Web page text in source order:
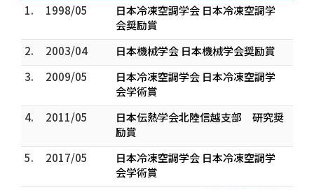
1.
1998/05
日本冷凍空調学会 日本冷凍空調学
会奨励賞
2.
2003/04
日本機械学会 日本機械学会奨励賞
3.
2009/05
日本冷凍空調学会 日本冷凍空調学
会学術賞
4.
2011/05
日本伝熱学会北陸信越支部 研究奨
励賞
5.
2017/05
日本冷凍空調学会 日本冷凍空調学
会学術賞